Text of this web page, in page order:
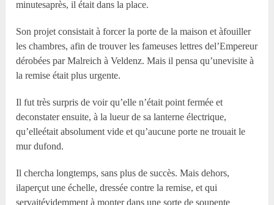
minutesaprès, il était dans la place.
Son projet consistait à forcer la porte de la maison et àfouiller
les chambres, afin de trouver les fameuses lettres del’Empereur
dérobées par Malreich à Veldenz. Mais il pensa qu’unevisite à
la remise était plus urgente.
Il fut très surpris de voir qu’elle n’était point fermée et
deconstater ensuite, à la lueur de sa lanterne électrique,
qu’elleétait absolument vide et qu’aucune porte ne trouait le
mur dufond.
Il chercha longtemps, sans plus de succès. Mais dehors,
ilaperçut une échelle, dressée contre la remise, et qui
servaitévidemment à monter dans une sorte de soupente